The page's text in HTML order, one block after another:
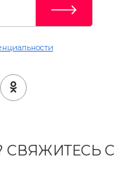
СВЯЖИТЕСЬ С